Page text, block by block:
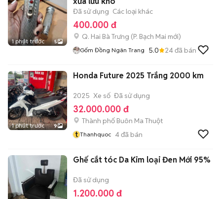
1 phút trước 5
Đã sử dụng Các loại khác
400.000 đ
Q. Hai Bà Trưng (P. Bạch Mai mới)
Gốm Đồng Ngân Trang 5.0 24đã bán
1 phút trước 9
Honda Future 2025 Trắng 2000 km
2025 Xe số Đã sử dụng
32.000.000 đ
Thành phố Buôn Ma Thuột
t Thanhquoc 4đã bán
Ghế cắt tóc Da Kim loại Đen Mới 95%
Đã sử dụng
1.200.000 đ